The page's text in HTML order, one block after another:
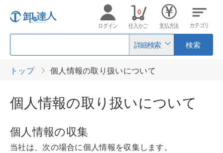
詳細検索 検索
ログイン 仕入かご
0
支払方法 カテゴリ
トップ 個人情報の取り扱いについて
個人情報の取り扱いについて
個人情報の収集
当社は、次の場合に個人情報を収集します。